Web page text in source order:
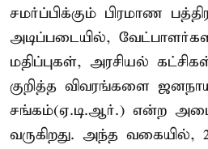
சமர்ப்பிக்கும் பிரமாண
அடிப்படையில்,
மதிப்புகள், அரசியல்
குறித்த விவரங்களை
சங்கம்(ஏ.டி.ஆர்.) என்ற
வருகிறது. அந்த வகையில்,